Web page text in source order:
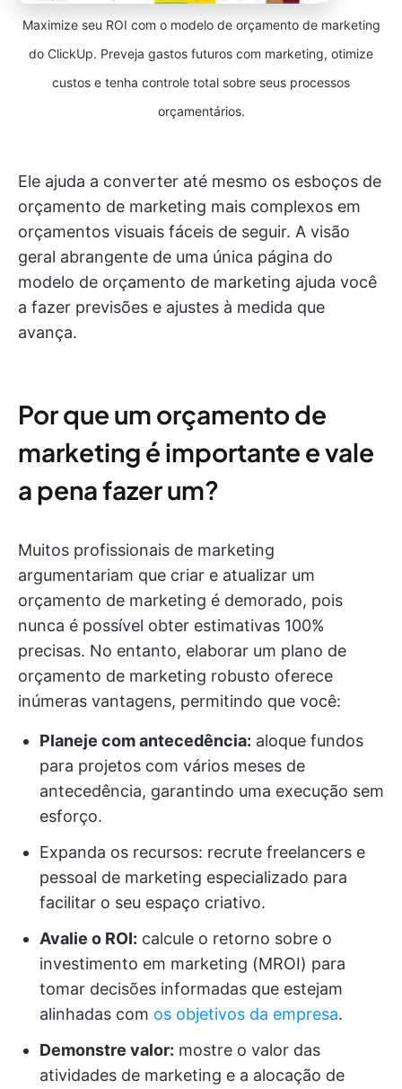
Maximize seu ROI com o modelo de orçamento de marketing
do ClickUp. Preveja gastos futuros com marketing, otimize
custos e tenha controle total sobre seus processos
orçamentários.
Ele ajuda a converter até mesmo os esboços de
orçamento de marketing mais complexos em
orçamentos visuais fáceis de seguir. A visão
geral abrangente de uma única página do
modelo de orçamento de marketing ajuda você
a fazer previsões e ajustes à medida que
avança.
Por que um orçamento de
marketing é importante e vale
a pena fazer um?
Muitos profissionais de marketing
argumentariam que criar e atualizar um
orçamento de marketing é demorado, pois
nunca é possível obter estimativas 100%
precisas. No entanto, elaborar um plano de
orçamento de marketing robusto oferece
inúmeras vantagens, permitindo que você:
Planeje com antecedência: aloque fundos
para projetos com vários meses de
antecedência, garantindo uma execução sem
esforço.
Expanda os recursos: recrute freelancers e
pessoal de marketing especializado para
facilitar o seu espaço criativo.
Avalie o ROI: calcule o retorno sobre o
investimento em marketing (MROI) para
tomar decisões informadas que estejam
alinhadas com os objetivos da empresa.
Demonstre valor: mostre o valor das
atividades de marketing e a alocação de